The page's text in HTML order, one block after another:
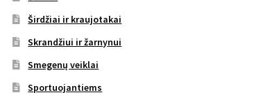
Širdžiai ir kraujotakai
Skrandžiui ir žarnynui
Smegenų veiklai
Sportuojantiems